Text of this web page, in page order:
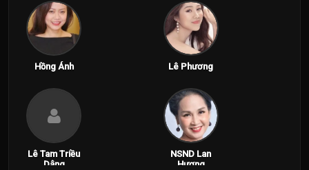
Hồng Ánh Lê Phương
Lê Tam Triều
Dâng
NSND Lan
Hương